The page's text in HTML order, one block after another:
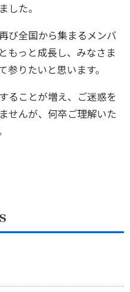
した。
び全国から集まるメンバ
もっと成長し、みなさま
りたいと思います。
ることが増え、ご迷惑を
せんが、何卒ご理解いた